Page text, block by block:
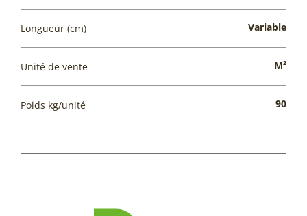
Longueur (cm) Variable
Unité de vente M²
Poids kg/unité 90